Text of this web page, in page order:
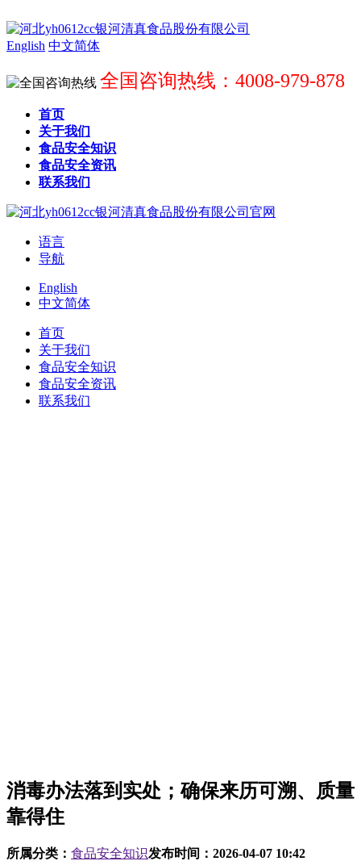
English 中文简体
全国咨询热线：4008-979-878
首页
关于我们
食品安全知识
食品安全资讯
联系我们
语言
导航
English
中文简体
首页
关于我们
食品安全知识
食品安全资讯
联系我们
消毒办法落到实处；确保来历可溯、质量
靠得住
所属分类： 食品安全知识发布时间： 2026-04-07 10:42